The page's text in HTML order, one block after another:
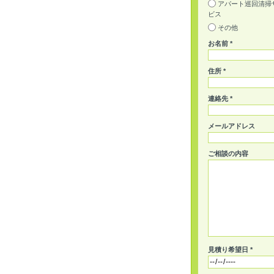
アパート巡回清掃
ビス
その他
お名前 *
住所 *
連絡先 *
メールアドレス
ご相談の内容
見積り希望日 *